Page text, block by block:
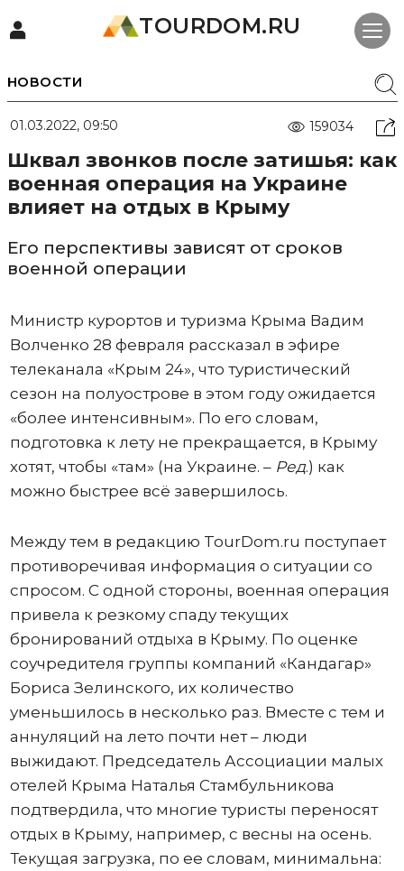
TOURDOM.RU
НОВОСТИ
01.03.2022, 09:50 159034
Шквал звонков после затишья: как
военная операция на Украине
влияет на отдых в Крыму
Его перспективы зависят от сроков
военной операции
Министр курортов и туризма Крыма Вадим
Волченко 28 февраля рассказал в эфире
телеканала «Крым 24», что туристический
сезон на полуострове в этом году ожидается
«более интенсивным». По его словам,
подготовка к лету не прекращается, в Крыму
хотят, чтобы «там» (на Украине. – Ред.) как
можно быстрее всё завершилось.
Между тем в редакцию TourDom.ru поступает
противоречивая информация о ситуации со
спросом. С одной стороны, военная операция
привела к резкому спаду текущих
бронирований отдыха в Крыму. По оценке
соучредителя группы компаний «Кандагар»
Бориса Зелинского, их количество
уменьшилось в несколько раз. Вместе с тем и
аннуляций на лето почти нет – люди
выжидают. Председатель Ассоциации малых
отелей Крыма Наталья Стамбульникова
подтвердила, что многие туристы переносят
отдых в Крыму, например, с весны на осень.
Текущая загрузка, по ее словам, минимальна: